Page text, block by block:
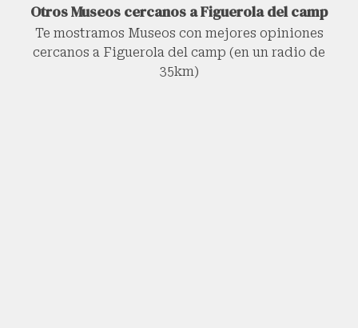
Otros Museos cercanos a Figuerola del camp
Te mostramos Museos con mejores opiniones
cercanos a Figuerola del camp (en un radio de
35km)